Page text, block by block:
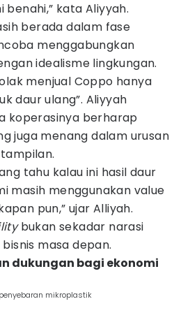
kata Aliyyah.
berada dalam fase
menggabungkan
idealisme lingkungan.
menjual Coppo hanya
daur ulang”. Aliyyah
koperasinya berharap
juga menang dalam urusan
tahu kalau ini hasil daur
masih menggunakan value
pun,” ujar Alliyah.
bukan sekadar narasi
masa depan.
dukungan bagi ekonomi
mikroplastik